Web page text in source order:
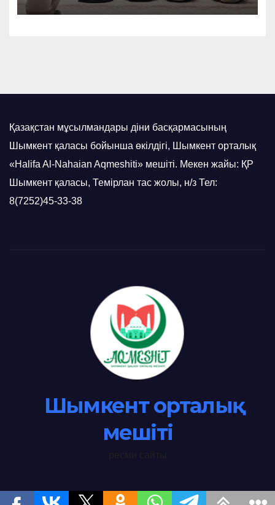
Қазақстан мұсылмандары діни басқармасының
Шымкент қаласы бойынша өкілдігі, Шымкент орталық
«Halifa Al-Nahaian Aqmeshiti» мешіті. Мекен жайы: ҚР
Шымкент қаласы, Темірлан тас жолы, н/з Тел:
8(7252)45-33-38
Шымкент орталық
мешіті